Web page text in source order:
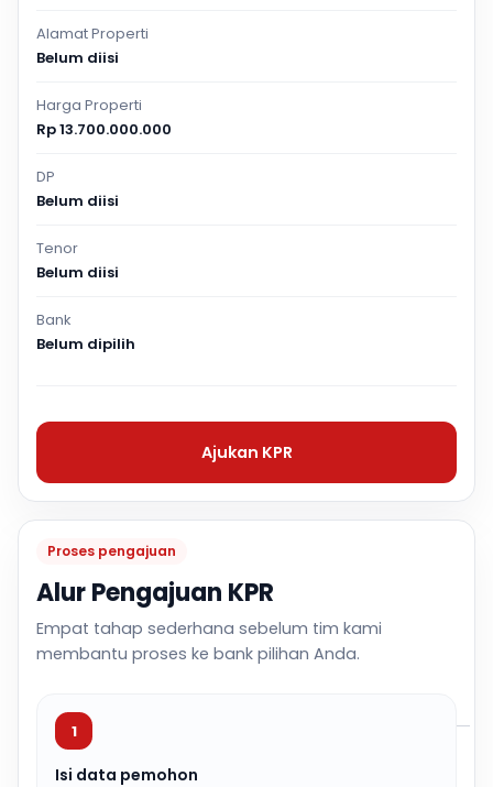
Proses pengajuan
Alur Pengajuan KPR
Empat tahap sederhana sebelum tim kami
membantu proses ke bank pilihan Anda.
1
Isi data pemohon
Alamat Properti
Belum diisi
Harga Properti
Rp 13.700.000.000
DP
Belum diisi
Tenor
Belum diisi
Bank
Belum dipilih
Ajukan KPR